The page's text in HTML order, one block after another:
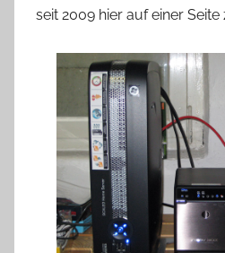
seit 2009 hier auf einer